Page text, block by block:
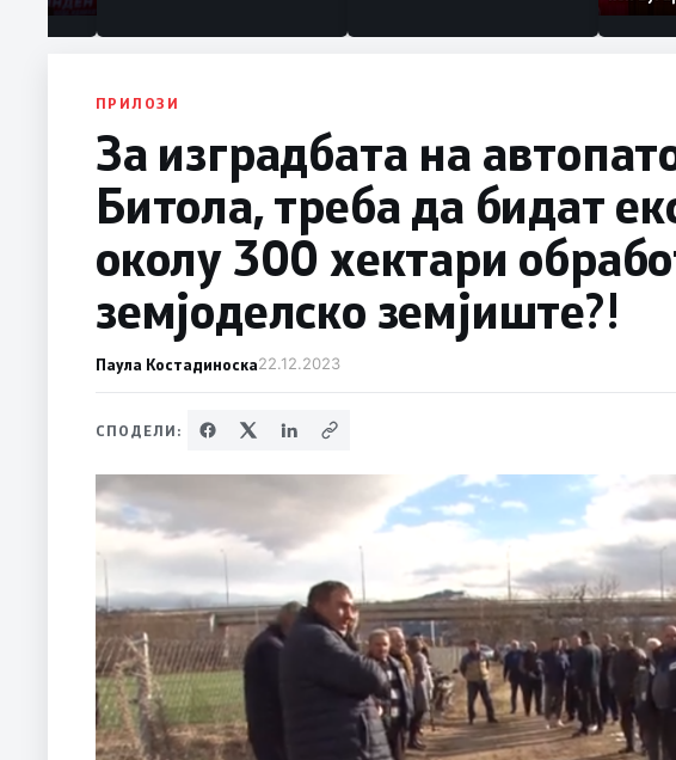
ПРИЛОЗИ
За изградбата на
Битола, треба да бидат
околу 300 хектари
земјоделско земјиште?!
Паула Костадиноска22.12.2023
СПОДЕЛИ: